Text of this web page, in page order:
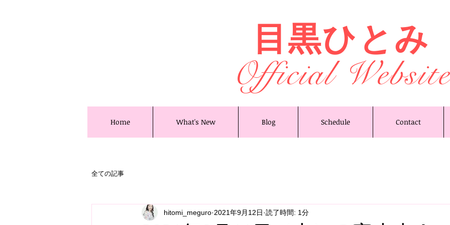
目黒ひとみ
Official
Home What's New Blog Schedule Contact
全ての記事
hitomi_meguro 2021年9月12日 読了時間: 1分